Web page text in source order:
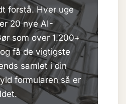
forstå. Hver uge
20 nye AI-
som over 1.200+
få de vigtigste
samlet i din
formularen så er